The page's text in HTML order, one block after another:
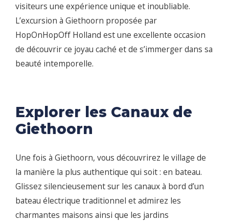
visiteurs une expérience unique et inoubliable.
L’excursion à Giethoorn proposée par
HopOnHopOff Holland est une excellente occasion
de découvrir ce joyau caché et de s’immerger dans sa
beauté intemporelle.
Explorer les Canaux de
Giethoorn
Une fois à Giethoorn, vous découvrirez le village de
la manière la plus authentique qui soit : en bateau.
Glissez silencieusement sur les canaux à bord d’un
bateau électrique traditionnel et admirez les
charmantes maisons ainsi que les jardins